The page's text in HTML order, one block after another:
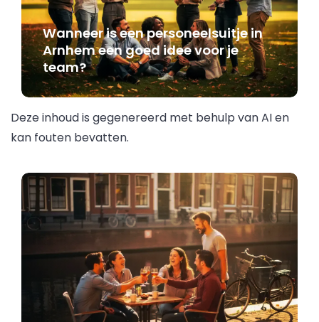
Wanneer is een personeelsuitje in
Arnhem een goed idee voor je
team?
Deze inhoud is gegenereerd met behulp van AI en
kan fouten bevatten.